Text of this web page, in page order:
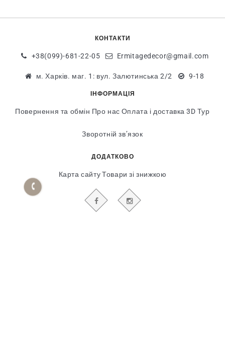
КОНТАКТИ
+38(099)-681-22-05 Ermitagedecor@gmail.com
м. Харків. маг. 1: вул. Залютинська 2/2 9-18
ІНФОРМАЦІЯ
Повернення та обмін Про нас Оплата і доставка 3D Тур
Зворотній зв’язок
ДОДАТКОВО
Карта сайту Товари зі знижкою